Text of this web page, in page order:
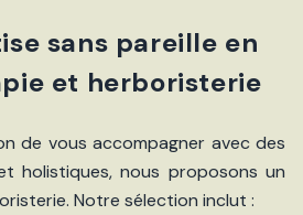
sans pareille en
et herboristerie
de vous accompagner avec des
holistiques, nous proposons un
Notre sélection inclut :